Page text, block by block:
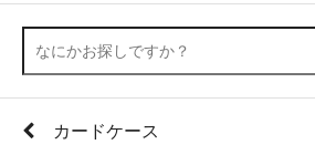
カードケース